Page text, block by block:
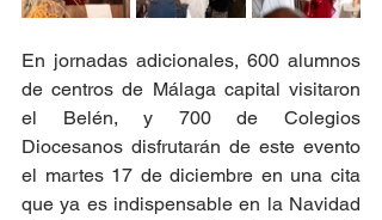
En jornadas adicionales, 600 alumnos
de centros de Málaga capital visitaron
el Belén, y 700 de Colegios
Diocesanos disfrutarán de este evento
el martes 17 de diciembre en una cita
que ya es indispensable en la Navidad